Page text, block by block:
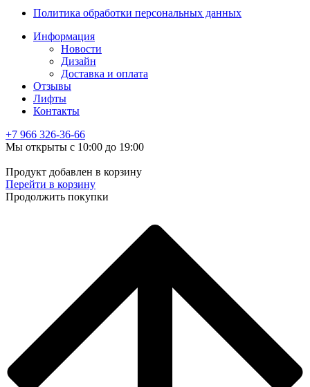
Политика обработки персональных данных
Информация
Новости
Дизайн
Доставка и оплата
Отзывы
Лифты
Контакты
+7 966 326-36-66
Мы открыты с 10:00 до 19:00
Продукт добавлен в корзину
Перейти в корзину
Продолжить покупки